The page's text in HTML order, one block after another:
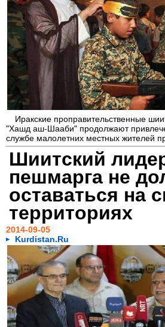
Иракские проправительственные
"Хашд аш-Шааби" продолжают
службе малолетних местных жителей
Шиитский
пешмарга не
оставаться на
территориях
2014-09-05
Kurdistan.Ru